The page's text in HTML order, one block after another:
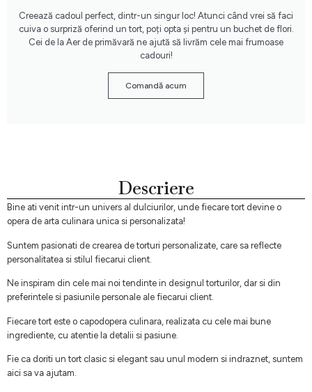
Creează cadoul perfect, dintr-un singur loc! Atunci când vrei să faci
cuiva o surpriză oferind un tort, poți opta și pentru un buchet de flori.
Cei de la Aer de primăvară ne ajută să livrăm cele mai frumoase
cadouri!
Comandă acum
Descriere
Bine ati venit intr-un univers al dulciurilor, unde fiecare tort devine o
opera de arta culinara unica si personalizata!
Suntem pasionati de crearea de torturi personalizate, care sa reflecte
personalitatea si stilul fiecarui client.
Ne inspiram din cele mai noi tendinte in designul torturilor, dar si din
preferintele si pasiunile personale ale fiecarui client.
Fiecare tort este o capodopera culinara, realizata cu cele mai bune
ingrediente, cu atentie la detalii si pasiune.
Fie ca doriti un tort clasic si elegant sau unul modern si indraznet, suntem
aici sa va ajutam.